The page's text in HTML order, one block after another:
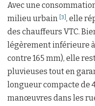
Avec une
milieu urbain [3] , elle
des chauffeurs VTC.
légèrement inférieure
contre 165 mm), elle
pluvieuses tout en
longueur compacte de
manœuvres dans les